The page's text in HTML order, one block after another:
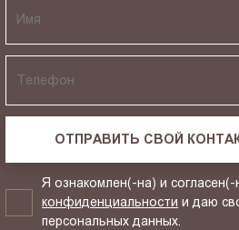
ОТПРАВИТЬ СВОЙ
Я ознакомлен(-на) и
конфиденциальности и даю
персональных данных.